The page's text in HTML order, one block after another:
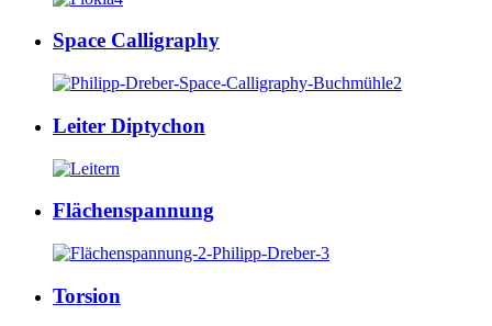
Space Calligraphy
Leiter Diptychon
Flächenspannung
Torsion